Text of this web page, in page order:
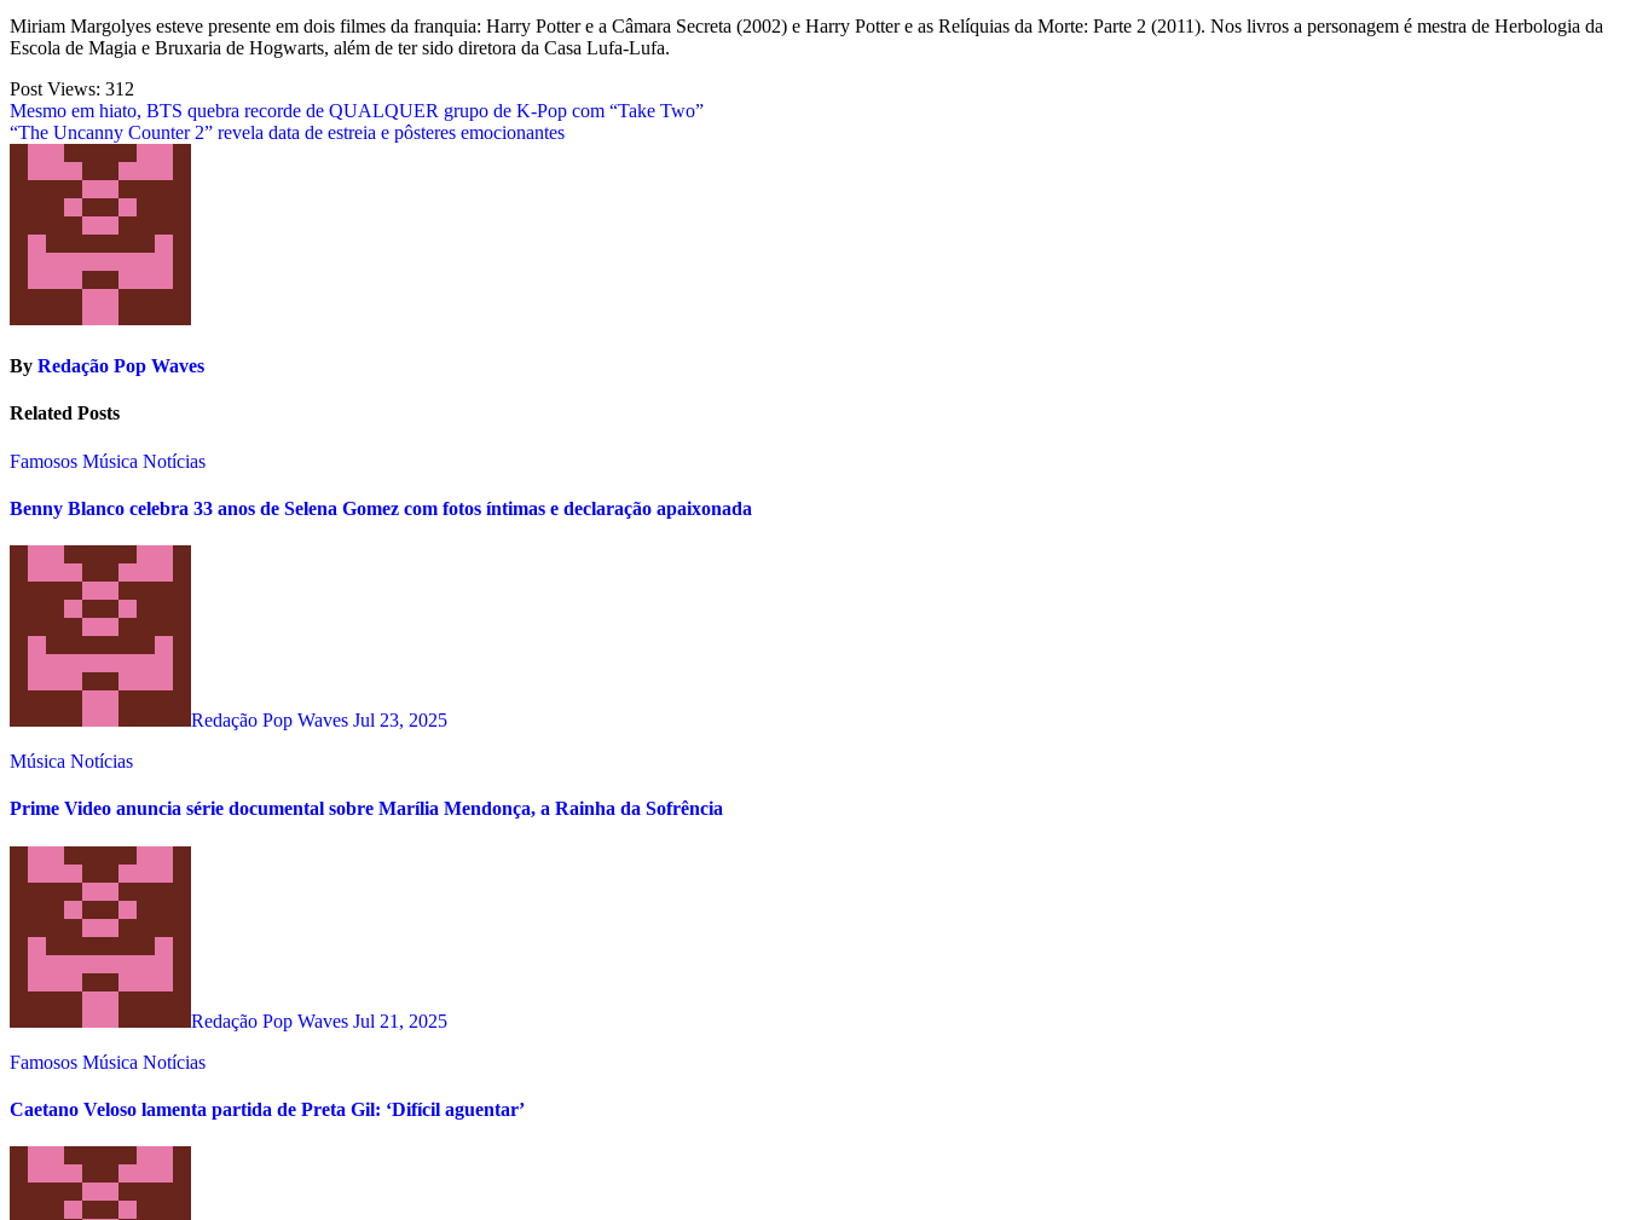
Miriam Margolyes esteve presente em dois filmes da franquia: Harry Potter e a Câmara Secreta (2002) e Harry Potter e as Relíquias da Morte: Parte 2 (2011). Nos livros a personagem é mestra de Herbologia da
Escola de Magia e Bruxaria de Hogwarts, além de ter sido diretora da Casa Lufa-Lufa.
Post Views: 312
Post
navigation
Mesmo em hiato, BTS quebra recorde de QUALQUER grupo de K-Pop com “Take Two”
“The Uncanny Counter 2” revela data de estreia e pôsteres emocionantes
By Redação Pop Waves
Related Posts
Famosos Música Notícias
Benny Blanco celebra 33 anos de Selena Gomez com fotos íntimas e declaração apaixonada
Redação Pop Waves Jul 23, 2025
Música Notícias
Prime Video anuncia série documental sobre Marília Mendonça, a Rainha da Sofrência
Redação Pop Waves Jul 21, 2025
Famosos Música Notícias
Caetano Veloso lamenta partida de Preta Gil: ‘Difícil aguentar’